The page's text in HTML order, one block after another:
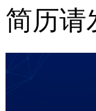
简历请